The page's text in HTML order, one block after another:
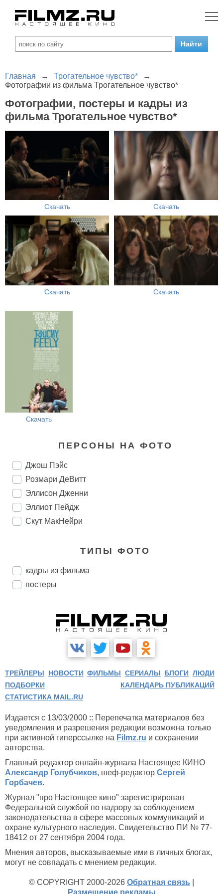
Главная → Трогательное чувство*
→
Фотографии из фильма Трогательное чувство*
Фотографии, постеры и кадры из
фильма Трогательное чувство*
Скачать Скачать
Скачать Скачать
Скачать
ПЕРСОНЫ НА ФОТО
Джош Пэйс
Розмари ДеВитт
Эллисон Дженни
Эллиот Пейдж
Скут МакНейри
ТИПЫ ФОТО
кадры из фильма
постеры
ТРЕЙЛЕРЫ НОВОСТИ ФИЛЬМЫ СЕРИАЛЫ БЛОГИ ЛЮДИ
ПОДБОРКИ
КАЛЕНДАРЬ ПУБЛИКАЦИЙ
СТАТИСТИКА MAIL.RU
Издается с 13/03/2000 :: Перепечатка материалов без
уведомления и разрешения редакции возможна только
при активной гиперссылке на Filmz.ru и сохранении
авторства.
Главный редактор онлайн-журнала Настоящее КИНО
Александр Голубчиков, шеф-редактор Сергей
Горбачев.
Журнал "про Настоящее кино" зарегистрирован
Федеральной службой по надзору за соблюдением
законодательства в сфере массовых коммуникаций и
охране культурного наследия. Свидетельство ПИ № 77-
18412 от 27 сентября 2004 года.
Мнения авторов, высказываемые ими в личных блогах,
могут не совпадать с мнением редакции.
© COPYRIGHT 2000-2026 Обратная связь
Размещение рекламы